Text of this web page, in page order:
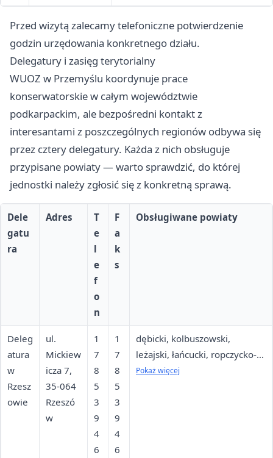
Przed wizytą zalecamy telefoniczne potwierdzenie
godzin urzędowania konkretnego działu.
Delegatury i zasięg terytorialny
WUOZ w Przemyślu koordynuje prace
konserwatorskie w całym województwie
podkarpackim, ale bezpośredni kontakt z
interesantami z poszczególnych regionów odbywa się
przez cztery delegatury. Każda z nich obsługuje
przypisane powiaty — warto sprawdzić, do której
jednostki należy zgłosić się z konkretną sprawą.
Dele
gatu
ra
Adres
T
e
l
e
f
o
n
F
a
k
s
Obsługiwane powiaty
Deleg
atura
w
Rzesz
owie
ul.
Mickiew
icza 7,
35-064
Rzeszó
w
1
7
8
5
3
9
4
6
1
7
8
5
3
9
4
6
dębicki, kolbuszowski,
leżajski, łańcucki, ropczycko-
sędziszowski, rzeszowski
Pokaż więcej